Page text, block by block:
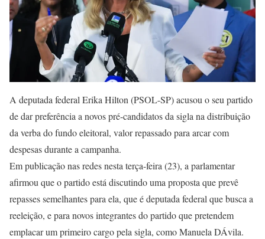
A deputada federal Erika Hilton (PSOL-SP) acusou o seu partido
de dar preferência a novos pré-candidatos da sigla na distribuição
da verba do fundo eleitoral, valor repassado para arcar com
despesas durante a campanha.
Em publicação nas redes nesta terça-feira (23), a parlamentar
afirmou que o partido está discutindo uma proposta que prevê
repasses semelhantes para ela, que é deputada federal que busca a
reeleição, e para novos integrantes do partido que pretendem
emplacar um primeiro cargo pela sigla, como Manuela DÁvila.